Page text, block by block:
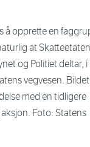
å opprette en
at
og Politiet deltar, i
vegvesen.
med en tidligere
Foto: Statens